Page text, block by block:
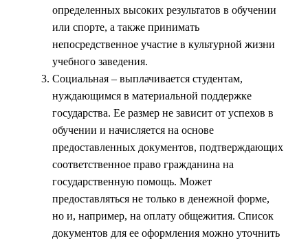
определенных высоких результатов в обучении
или спорте, а также принимать
непосредственное участие в культурной жизни
учебного заведения.
Социальная – выплачивается студентам,
нуждающимся в материальной поддержке
государства. Ее размер не зависит от успехов в
обучении и начисляется на основе
предоставленных документов, подтверждающих
соответственное право гражданина на
государственную помощь. Может
предоставляться не только в денежной форме,
но и, например, на оплату общежития. Список
документов для ее оформления можно уточнить